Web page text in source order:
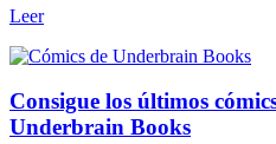
Leer
Consigue los últimos
Underbrain Books